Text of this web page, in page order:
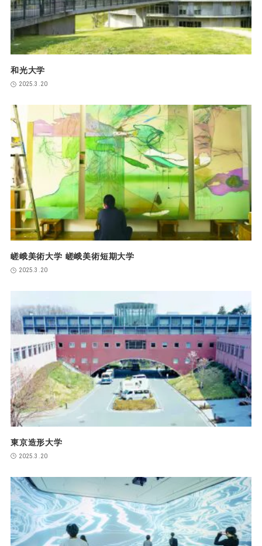
和光大学
2025.3.20
嵯峨美術大学 嵯峨美術短期大学
2025.3.20
東京造形大学
2025.3.20